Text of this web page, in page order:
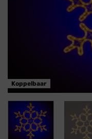
Koppelbaar